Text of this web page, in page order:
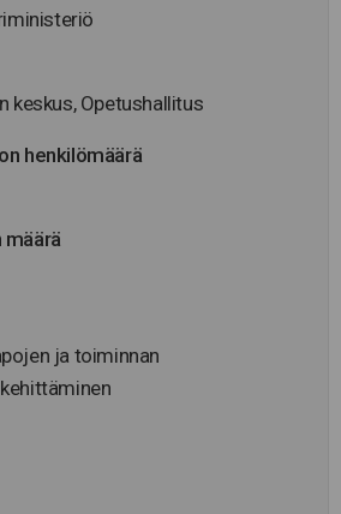
keskus, Opetushallitus
henkilömäärä
määrä
ja toiminnan